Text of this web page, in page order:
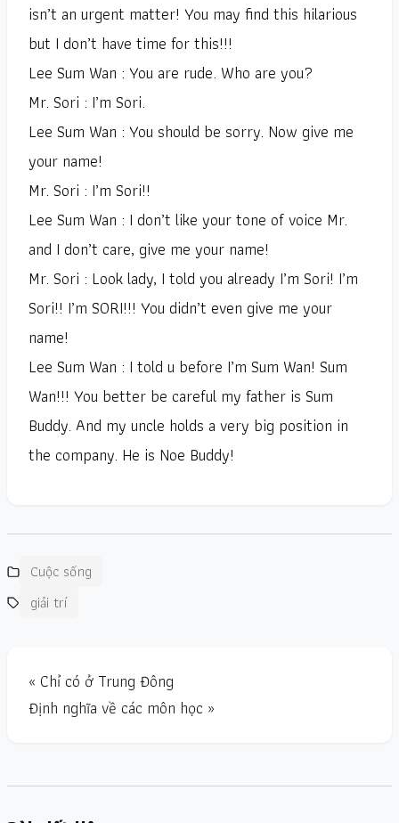
isn’t an urgent matter! You may find this hilarious
but I don’t have time for this!!!
Lee Sum Wan : You are rude. Who are you?
Mr. Sori : I’m Sori.
Lee Sum Wan : You should be sorry. Now give me
your name!
Mr. Sori : I’m Sori!!
Lee Sum Wan : I don’t like your tone of voice Mr.
and I don’t care, give me your name!
Mr. Sori : Look lady, I told you already I’m Sori! I’m
Sori!! I’m SORI!!! You didn’t even give me your
name!
Lee Sum Wan : I told u before I’m Sum Wan! Sum
Wan!!! You better be careful my father is Sum
Buddy. And my uncle holds a very big position in
the company. He is Noe Buddy!
Cuộc sống
giải trí
« Chỉ có ở Trung Đông
Định nghĩa về các môn học »